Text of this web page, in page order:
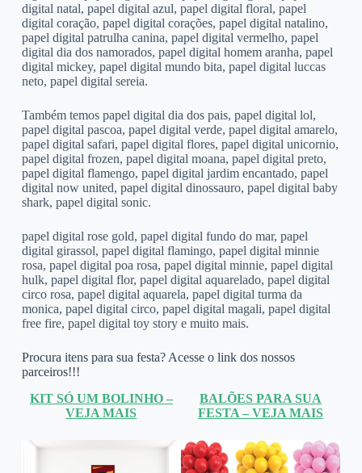
digital natal, papel digital azul, papel digital floral, papel
digital coração, papel digital corações, papel digital natalino,
papel digital patrulha canina, papel digital vermelho, papel
digital dia dos namorados, papel digital homem aranha, papel
digital mickey, papel digital mundo bita, papel digital luccas
neto, papel digital sereia.
Também temos papel digital dia dos pais, papel digital lol,
papel digital pascoa, papel digital verde, papel digital amarelo,
papel digital safari, papel digital flores, papel digital unicornio,
papel digital frozen, papel digital moana, papel digital preto,
papel digital flamengo, papel digital jardim encantado, papel
digital now united, papel digital dinossauro, papel digital baby
shark, papel digital sonic.
papel digital rose gold, papel digital fundo do mar, papel
digital girassol, papel digital flamingo, papel digital minnie
rosa, papel digital poa rosa, papel digital minnie, papel digital
hulk, papel digital flor, papel digital aquarelado, papel digital
circo rosa, papel digital aquarela, papel digital turma da
monica, papel digital circo, papel digital magali, papel digital
free fire, papel digital toy story e muito mais.
Procura itens para sua festa? Acesse o link dos nossos
parceiros!!!
KIT SÓ UM BOLINHO –
VEJA MAIS
BALÕES PARA SUA
FESTA – VEJA MAIS